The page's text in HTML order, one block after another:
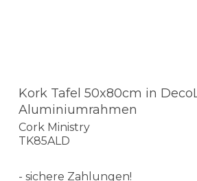
Kork Tafel 50x80cm in
Aluminiumrahmen
Cork Ministry
TK85ALD
- sichere Zahlungen!